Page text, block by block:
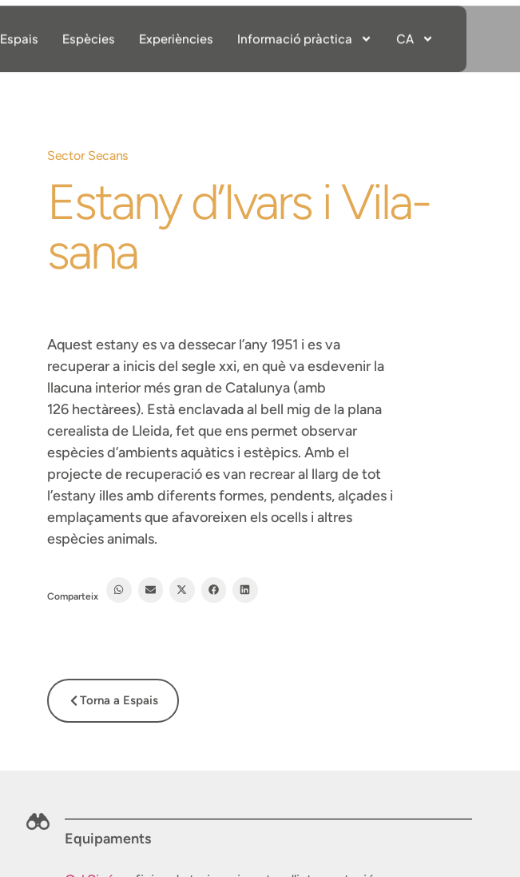
Espais Espècies Experiències Informació pràctica CA
Sector Secans
Estany d’Ivars i Vila-
sana
Aquest estany es va dessecar l’any 1951 i es va
recuperar a inicis del segle xxi, en què va esdevenir la
llacuna interior més gran de Catalunya (amb
126 hectàrees). Està enclavada al bell mig de la plana
cerealista de Lleida, fet que ens permet observar
espècies d’ambients aquàtics i estèpics. Amb el
projecte de recuperació es van recrear al llarg de tot
l’estany illes amb diferents formes, pendents, alçades i
emplaçaments que afavoreixen els ocells i altres
espècies animals.
Comparteix
Torna a Espais
Equipaments